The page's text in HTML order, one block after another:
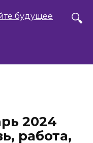
2024
работа,